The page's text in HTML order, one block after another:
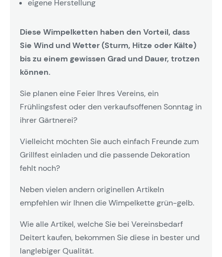
eigene Herstellung
Diese Wimpelketten haben den Vorteil, dass
Sie Wind und Wetter (Sturm, Hitze oder Kälte)
bis zu einem gewissen Grad und Dauer, trotzen
können.
Sie planen eine Feier Ihres Vereins, ein
Frühlingsfest oder den verkaufsoffenen Sonntag in
ihrer Gärtnerei?
Vielleicht möchten Sie auch einfach Freunde zum
Grillfest einladen und die passende Dekoration
fehlt noch?
Neben vielen andern originellen Artikeln
empfehlen wir Ihnen die Wimpelkette grün-gelb.
Wie alle Artikel, welche Sie bei Vereinsbedarf
Deitert kaufen, bekommen Sie diese in bester und
langlebiger Qualität.